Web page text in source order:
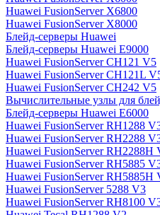
Huawei FusionServer X6800
Huawei FusionServer X8000
Блейд-серверы Huawei
Блейд-серверы Huawei E9000
Huawei FusionServer CH121 V5
Huawei FusionServer CH121L
Huawei FusionServer CH242 V5
Вычислительные узлы для
Блейд-серверы Huawei E6000
Huawei FusionServer RH1288
Huawei FusionServer RH2288
Huawei FusionServer RH2288H
Huawei FusionServer RH5885
Huawei FusionServer RH5885H
Huawei FusionServer 5288 V3
Huawei FusionServer RH8100